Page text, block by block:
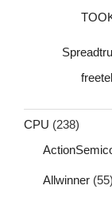
freetel
CPU (238)
Allwinner (55)